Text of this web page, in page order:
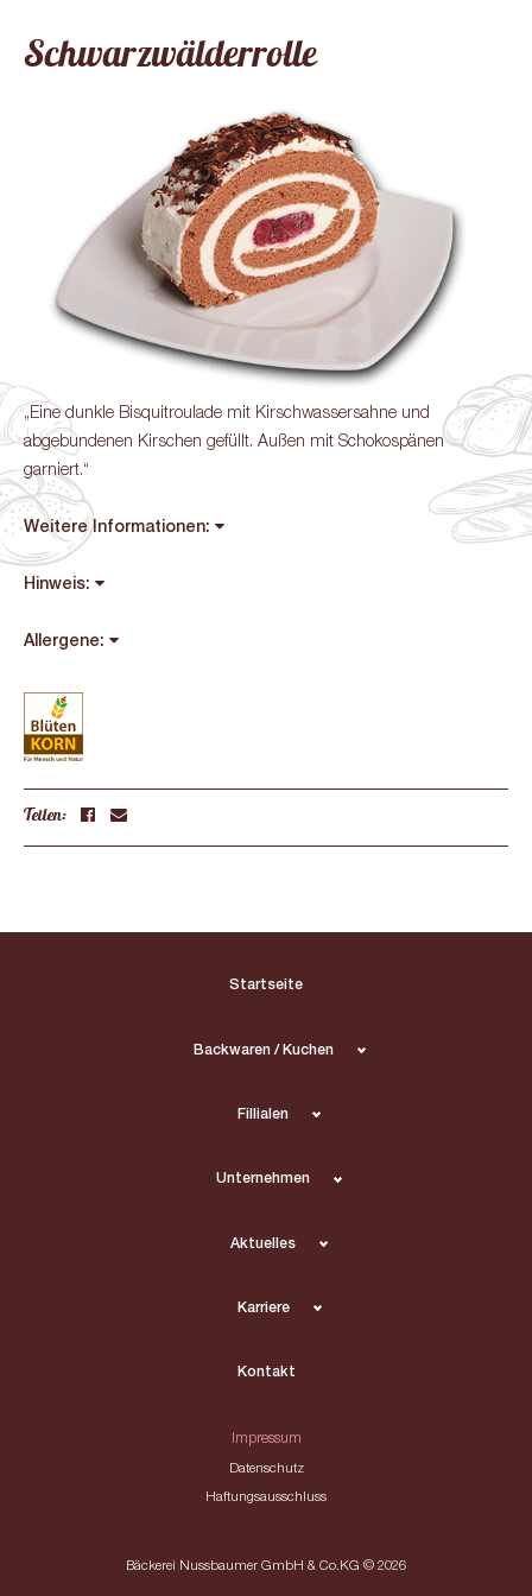
Schwarzwälderrolle
„Eine dunkle Bisquitroulade mit Kirschwassersahne und
abgebundenen Kirschen gefüllt. Außen mit Schokospänen
garniert.“
Weitere Informationen:
Hinweis:
Allergene:
Teilen:
Startseite
Backwaren / Kuchen
Fillialen
Unternehmen
Aktuelles
Karriere
Kontakt
Impressum
Datenschutz
Haftungsausschluss
Bäckerei Nussbaumer GmbH & Co.KG © 2026